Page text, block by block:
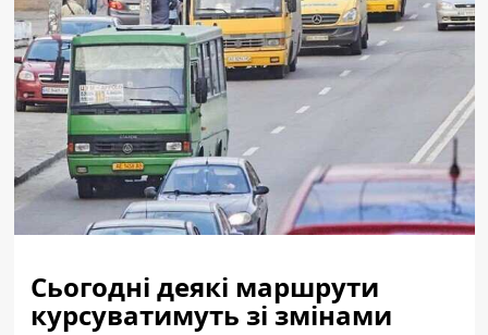
Сьогодні деякі маршрути
курсуватимуть зі змінами